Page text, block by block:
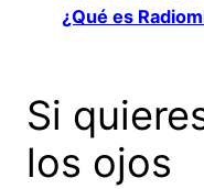
¿Qué es
Si
los ojos